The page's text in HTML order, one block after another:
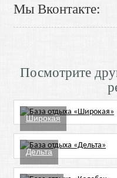
Мы Вконтакте:
Посмотрите
Широкая
Дельта